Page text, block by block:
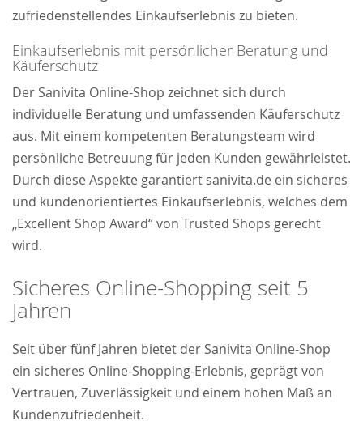
zufriedenstellendes Einkaufserlebnis zu bieten.
Einkaufserlebnis mit persönlicher Beratung und
Käuferschutz
Der Sanivita Online-Shop zeichnet sich durch
individuelle Beratung und umfassenden Käuferschutz
aus. Mit einem kompetenten Beratungsteam wird
persönliche Betreuung für jeden Kunden gewährleistet.
Durch diese Aspekte garantiert sanivita.de ein sicheres
und kundenorientiertes Einkaufserlebnis, welches dem
„Excellent Shop Award“ von Trusted Shops gerecht
wird.
Sicheres Online-Shopping seit 5
Jahren
Seit über fünf Jahren bietet der Sanivita Online-Shop
ein sicheres Online-Shopping-Erlebnis, geprägt von
Vertrauen, Zuverlässigkeit und einem hohen Maß an
Kundenzufriedenheit.